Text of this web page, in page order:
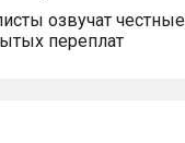
озвучат
переплат